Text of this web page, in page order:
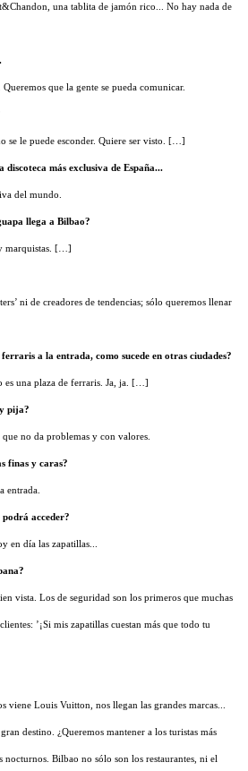
una tablita de jamón rico... No hay nada de
que la gente se pueda comunicar.
se le puede esconder. Quiere ser visto. […]
más exclusiva de España...
del mundo.
llega a Bilbao?
marquistas. […]
ni de creadores de tendencias; sólo queremos llenar
a la entrada, como sucede en otras ciudades?
es una plaza de ferraris. Ja, ja. […]
pija?
no da problemas y con valores.
finas y caras?
entrada.
acceder?
en día las zapatillas...
vista. Los de seguridad son los primeros que muchas
’¡Si mis zapatillas cuestan más que todo tu
viene Louis Vuitton, nos llegan las grandes marcas...
destino. ¿Queremos mantener a los turistas más
nocturnos. Bilbao no sólo son los restaurantes, ni el